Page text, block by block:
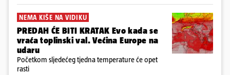
NEMA KIŠE NA VIDIKU
PREDAH ĆE BITI KRATAK Evo kada se
vraća toplinski val. Većina Europe na
udaru
Početkom sljedećeg tjedna temperature će opet
rasti